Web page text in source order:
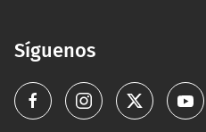
Síguenos